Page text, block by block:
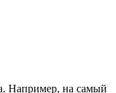
Например, на самый